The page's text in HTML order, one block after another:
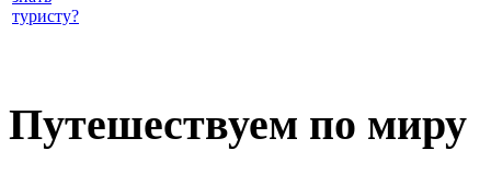
туристу?
Путешествуем по миру